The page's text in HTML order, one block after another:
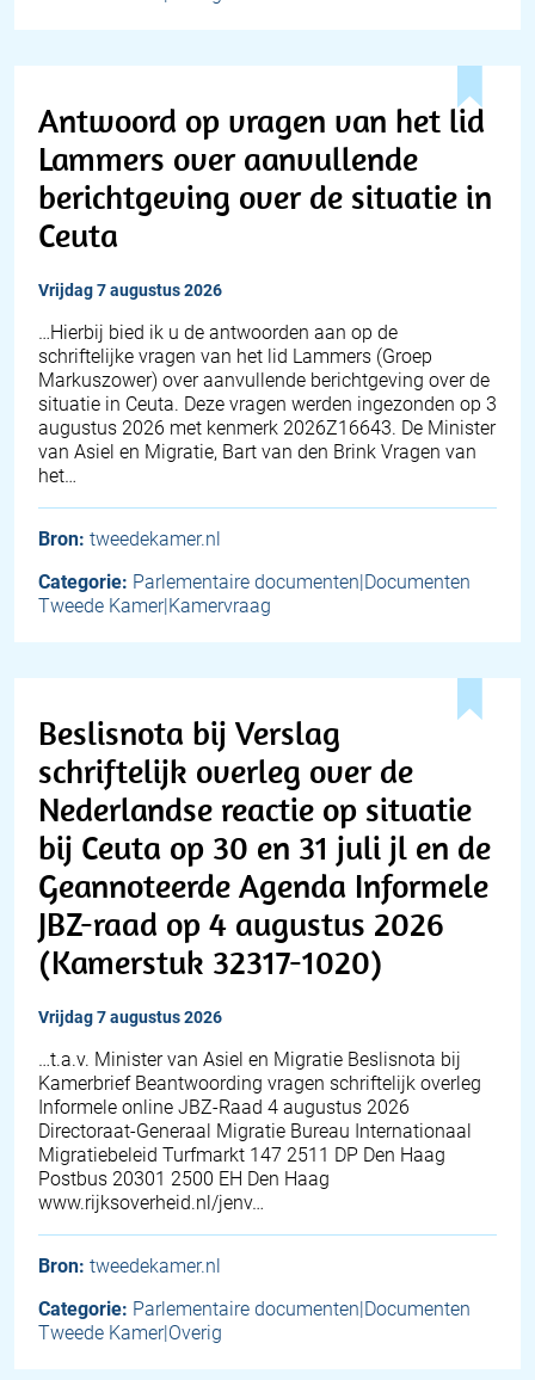
Antwoord op vragen van het lid
Lammers over aanvullende
berichtgeving over de situatie in
Ceuta
vrijdag 7 augustus 2026
… Hierbij bied ik u de antwoorden aan op de
schriftelijke vragen van het lid Lammers (Groep
Markuszower) over aanvullende berichtgeving over de
situatie in Ceuta. Deze vragen werden ingezonden op 3
augustus 2026 met kenmerk 2026Z16643. De Minister
van Asiel en Migratie, Bart van den Brink Vragen van
het…
Bron: tweedekamer.nl
Categorie: Parlementaire documenten|Documenten
Tweede Kamer|Kamervraag
Beslisnota bij Verslag
schriftelijk overleg over de
Nederlandse reactie op situatie
bij Ceuta op 30 en 31 juli jl en de
Geannoteerde Agenda Informele
JBZ-raad op 4 augustus 2026
(Kamerstuk 32317-1020)
vrijdag 7 augustus 2026
…t.a.v. Minister van Asiel en Migratie Beslisnota bij
Kamerbrief Beantwoording vragen schriftelijk overleg
Informele online JBZ-Raad 4 augustus 2026
Directoraat-Generaal Migratie Bureau Internationaal
Migratiebeleid Turfmarkt 147 2511 DP Den Haag
Postbus 20301 2500 EH Den Haag
www.rijksoverheid.nl/jenv…
Bron: tweedekamer.nl
Categorie: Parlementaire documenten|Documenten
Tweede Kamer|Overig